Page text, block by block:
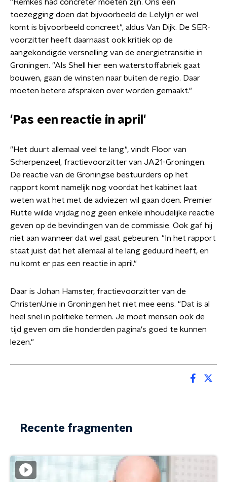
"Remkes had concreter moeten zijn. Ons een
toezegging doen dat bijvoorbeeld de Lelylijn er wel
komt is bijvoorbeeld concreet", aldus Van Dijk. De SER-
voorzitter heeft daarnaast ook kritiek op de
aangekondigde versnelling van de energietransitie in
Groningen. "Als Shell hier een waterstoffabriek gaat
bouwen, gaan de winsten naar buiten de regio. Daar
moeten betere afspraken over worden gemaakt."
'Pas een reactie in april'
"Het duurt allemaal veel te lang", vindt Floor van
Scherpenzeel, fractievoorzitter van JA21-Groningen.
De reactie van de Groningse bestuurders op het
rapport komt namelijk nog voordat het kabinet laat
weten wat het met de adviezen wil gaan doen. Premier
Rutte wilde vrijdag nog geen enkele inhoudelijke reactie
geven op de bevindingen van de commissie. Ook gaf hij
niet aan wanneer dat wel gaat gebeuren. "In het rapport
staat juist dat het allemaal al te lang geduurd heeft, en
nu komt er pas een reactie in april."
Daar is Johan Hamster, fractievoorzitter van de
ChristenUnie in Groningen het niet mee eens. "Dat is al
heel snel in politieke termen. Je moet mensen ook de
tijd geven om die honderden pagina's goed te kunnen
lezen."
Recente fragmenten